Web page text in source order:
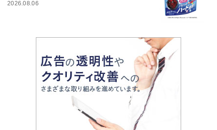
2026.08.06